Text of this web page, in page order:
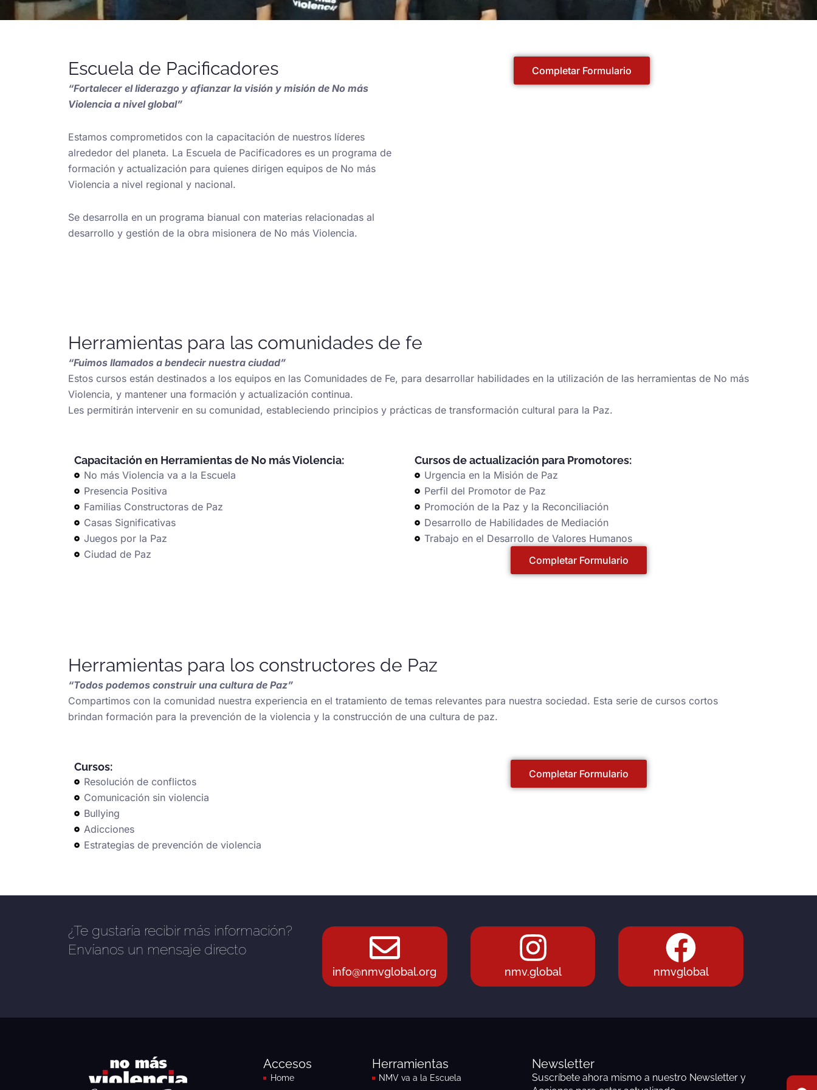
Escuela de Pacificadores
“Fortalecer el liderazgo y afianzar la visión y misión de No más
Violencia a nivel global”
Estamos comprometidos con la capacitación de nuestros líderes
alrededor del planeta. La Escuela de Pacificadores es un programa de
formación y actualización para quienes dirigen equipos de No más
Violencia a nivel regional y nacional.
Se desarrolla en un programa bianual con materias relacionadas al
desarrollo y gestión de la obra misionera de No más Violencia.
Completar Formulario
Herramientas para las comunidades de fe
“Fuimos llamados a bendecir nuestra ciudad”
Estos cursos están destinados a los equipos en las Comunidades de Fe, para desarrollar habilidades en la utilización de las herramientas de No más
Violencia, y mantener una formación y actualización continua.
Les permitirán intervenir en su comunidad, estableciendo principios y prácticas de transformación cultural para la Paz.
Capacitación en Herramientas de No más Violencia:
No más Violencia va a la Escuela
Presencia Positiva
Familias Constructoras de Paz
Casas Significativas
Juegos por la Paz
Ciudad de Paz
Cursos de actualización para Promotores:
Urgencia en la Misión de Paz
Perfil del Promotor de Paz
Promoción de la Paz y la Reconciliación
Desarrollo de Habilidades de Mediación
Trabajo en el Desarrollo de Valores Humanos
Completar Formulario
Herramientas para los constructores de Paz
“Todos podemos construir una cultura de Paz”
Compartimos con la comunidad nuestra experiencia en el tratamiento de temas relevantes para nuestra sociedad. Esta serie de cursos cortos
brindan formación para la prevención de la violencia y la construcción de una cultura de paz.
Cursos:
Resolución de conflictos
Comunicación sin violencia
Bullying
Adicciones
Estrategias de prevención de violencia
Completar Formulario
¿Te gustaría recibir más información?
Envíanos un mensaje directo
info@nmvglobal.org nmv.global nmvglobal
Accesos
Home
Herramientas
NMV va a la Escuela
Newsletter
Suscríbete ahora mismo a nuestro Newsletter y